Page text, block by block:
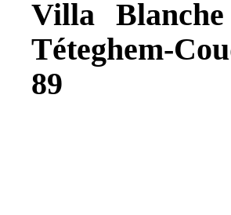
Villa
Téteghem-
89